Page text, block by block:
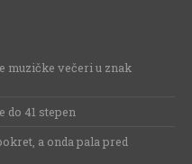
muzičke večeri u znak
do 41 stepen
a onda pala pred